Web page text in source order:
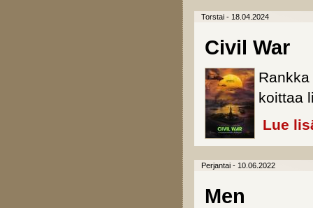
Torstai - 18.04.2024
Civil War
koittaa
Lue
Perjantai - 10.06.2022
Men